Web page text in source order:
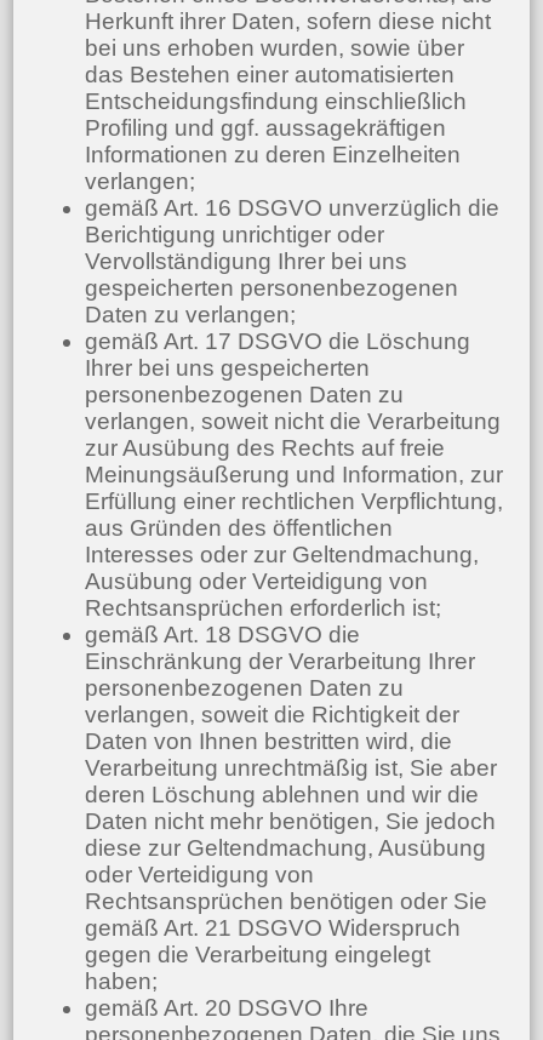
Herkunft ihrer Daten, sofern diese nicht
bei uns erhoben wurden, sowie über
das Bestehen einer automatisierten
Entscheidungsfindung einschließlich
Profiling und ggf. aussagekräftigen
Informationen zu deren Einzelheiten
verlangen;
gemäß Art. 16 DSGVO unverzüglich die
Berichtigung unrichtiger oder
Vervollständigung Ihrer bei uns
gespeicherten personenbezogenen
Daten zu verlangen;
gemäß Art. 17 DSGVO die Löschung
Ihrer bei uns gespeicherten
personenbezogenen Daten zu
verlangen, soweit nicht die Verarbeitung
zur Ausübung des Rechts auf freie
Meinungsäußerung und Information, zur
Erfüllung einer rechtlichen Verpflichtung,
aus Gründen des öffentlichen
Interesses oder zur Geltendmachung,
Ausübung oder Verteidigung von
Rechtsansprüchen erforderlich ist;
gemäß Art. 18 DSGVO die
Einschränkung der Verarbeitung Ihrer
personenbezogenen Daten zu
verlangen, soweit die Richtigkeit der
Daten von Ihnen bestritten wird, die
Verarbeitung unrechtmäßig ist, Sie aber
deren Löschung ablehnen und wir die
Daten nicht mehr benötigen, Sie jedoch
diese zur Geltendmachung, Ausübung
oder Verteidigung von
Rechtsansprüchen benötigen oder Sie
gemäß Art. 21 DSGVO Widerspruch
gegen die Verarbeitung eingelegt
haben;
gemäß Art. 20 DSGVO Ihre
personenbezogenen Daten, die Sie uns